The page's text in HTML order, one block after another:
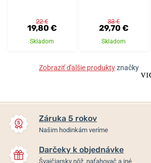
22 €
19,80 €
Skladom
33 €
29,70 €
Skladom
Zobraziť ďalšie produktyznačky
Záruka 5 rokov
Našim hodinkám veríme
Darčeky k objednávke
Švajčiarsky nôž, naťahovač a iné